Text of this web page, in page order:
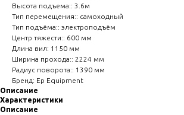
Высота подъема:: 3.6м
Тип перемещения:: самоходный
Тип подъёма:: электроподъём
Центр тяжести:: 600 мм
Длина вил: 1150 мм
Ширина прохода:: 2224 мм
Радиус поворота:: 1390 мм
Бренд: Ep Equipment
Описание
Характеристики
Описание